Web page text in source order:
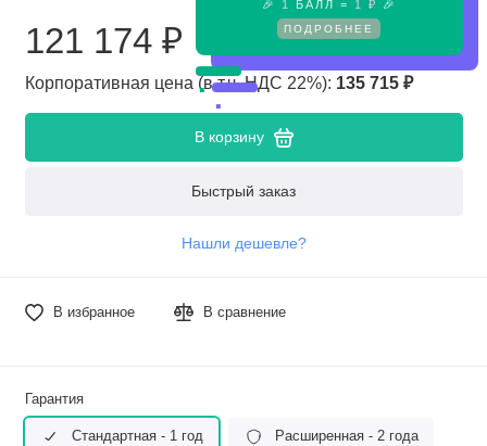
🎉
1 БАЛЛ = 1 ₽ 🎉
ПОДРОБНЕЕ
121 174 ₽
Корпоративная цена (в т.ч. НДС 22%): 135 715 ₽
В корзину
Быстрый заказ
Нашли дешевле?
В избранное В сравнение
Гарантия
Стандартная - 1 год Расширенная - 2 года